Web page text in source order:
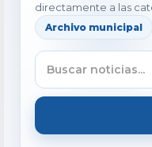
directamente a las
Archivo municipal